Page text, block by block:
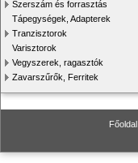
Szerszám és forrasztás
Tápegységek, Adapterek
Tranzisztorok
Varisztorok
Vegyszerek, ragasztók
Zavarszűrők, Ferritek
Főoldal